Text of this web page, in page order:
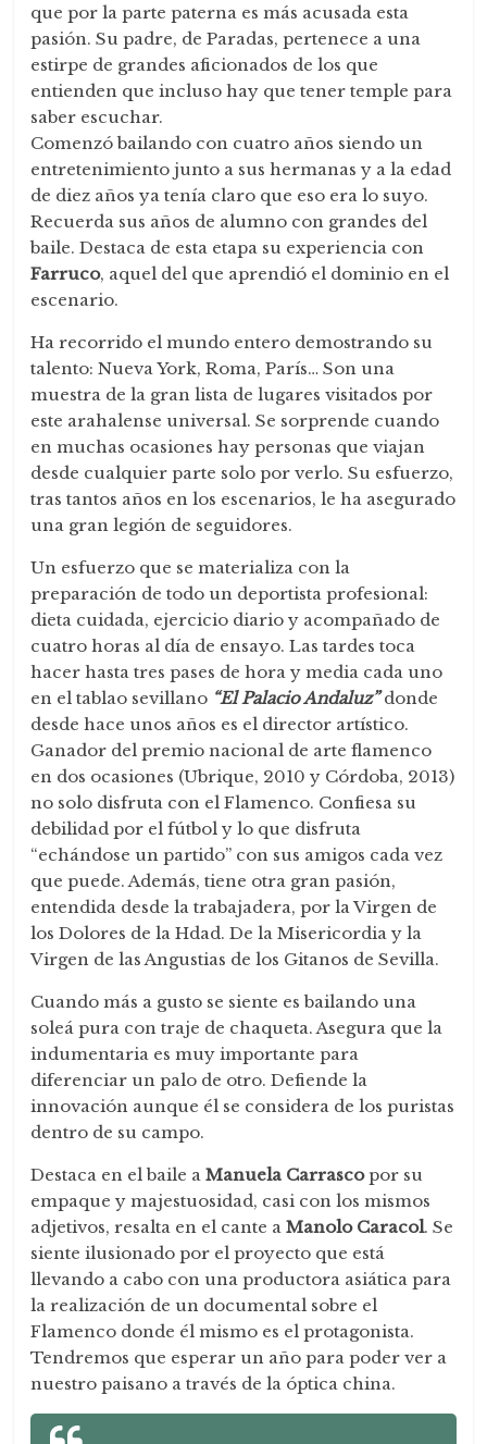
que por la parte paterna es más acusada esta
pasión. Su padre, de Paradas, pertenece a una
estirpe de grandes aficionados de los que
entienden que incluso hay que tener temple para
saber escuchar.
Comenzó bailando con cuatro años siendo un
entretenimiento junto a sus hermanas y a la edad
de diez años ya tenía claro que eso era lo suyo.
Recuerda sus años de alumno con grandes del
baile. Destaca de esta etapa su experiencia con
Farruco, aquel del que aprendió el dominio en el
escenario.
Ha recorrido el mundo entero demostrando su
talento: Nueva York, Roma, París… Son una
muestra de la gran lista de lugares visitados por
este arahalense universal. Se sorprende cuando
en muchas ocasiones hay personas que viajan
desde cualquier parte solo por verlo. Su esfuerzo,
tras tantos años en los escenarios, le ha asegurado
una gran legión de seguidores.
Un esfuerzo que se materializa con la
preparación de todo un deportista profesional:
dieta cuidada, ejercicio diario y acompañado de
cuatro horas al día de ensayo. Las tardes toca
hacer hasta tres pases de hora y media cada uno
en el tablao sevillano “El Palacio Andaluz”donde
desde hace unos años es el director artístico.
Ganador del premio nacional de arte flamenco
en dos ocasiones (Ubrique, 2010 y Córdoba, 2013)
no solo disfruta con el Flamenco. Confiesa su
debilidad por el fútbol y lo que disfruta
“echándose un partido” con sus amigos cada vez
que puede. Además, tiene otra gran pasión,
entendida desde la trabajadera, por la Virgen de
los Dolores de la Hdad. De la Misericordia y la
Virgen de las Angustias de los Gitanos de Sevilla.
Cuando más a gusto se siente es bailando una
soleá pura con traje de chaqueta. Asegura que la
indumentaria es muy importante para
diferenciar un palo de otro. Defiende la
innovación aunque él se considera de los puristas
dentro de su campo.
Destaca en el baile aManuela Carrascopor su
empaque y majestuosidad, casi con los mismos
adjetivos, resalta en el cante aManolo Caracol. Se
siente ilusionado por el proyecto que está
llevando a cabo con una productora asiática para
la realización de un documental sobre el
Flamenco donde él mismo es el protagonista.
Tendremos que esperar un año para poder ver a
nuestro paisano a través de la óptica china.